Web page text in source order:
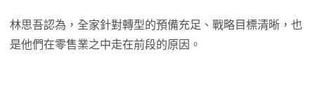
林思吾認為，全家針對轉型的預備充足、戰略目標清晰，也
是他們在零售業之中走在前段的原因。